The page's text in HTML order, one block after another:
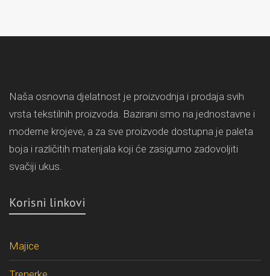
Naša osnovna djelatnost je proizvodnja i prodaja svih
vrsta tekstilnih proizvoda. Bazirani smo na jednostavne i
moderne krojeve, a za sve proizvode dostupna je paleta
boja i različitih materijala koji će zasigurno zadovoljiti
svačiji ukus.
Korisni linkovi
Majice